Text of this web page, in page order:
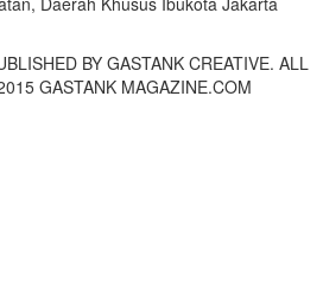
BY GASTANK CREATIVE. ALL
GASTANK MAGAZINE.COM